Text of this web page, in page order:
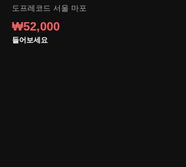
도프레코드 서울 마포
₩52,000
들어보세요